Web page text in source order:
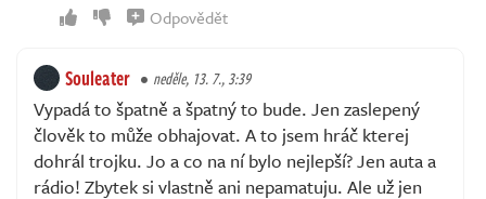
Odpovědět
Souleater neděle, 13. 7., 3:39
Vypadá to špatně a špatný to bude. Jen zaslepený
člověk to může obhajovat. A to jsem hráč kterej
dohrál trojku. Jo a co na ní bylo nejlepší? Jen auta a
rádio! Zbytek si vlastně ani nepamatuju. Ale už jen